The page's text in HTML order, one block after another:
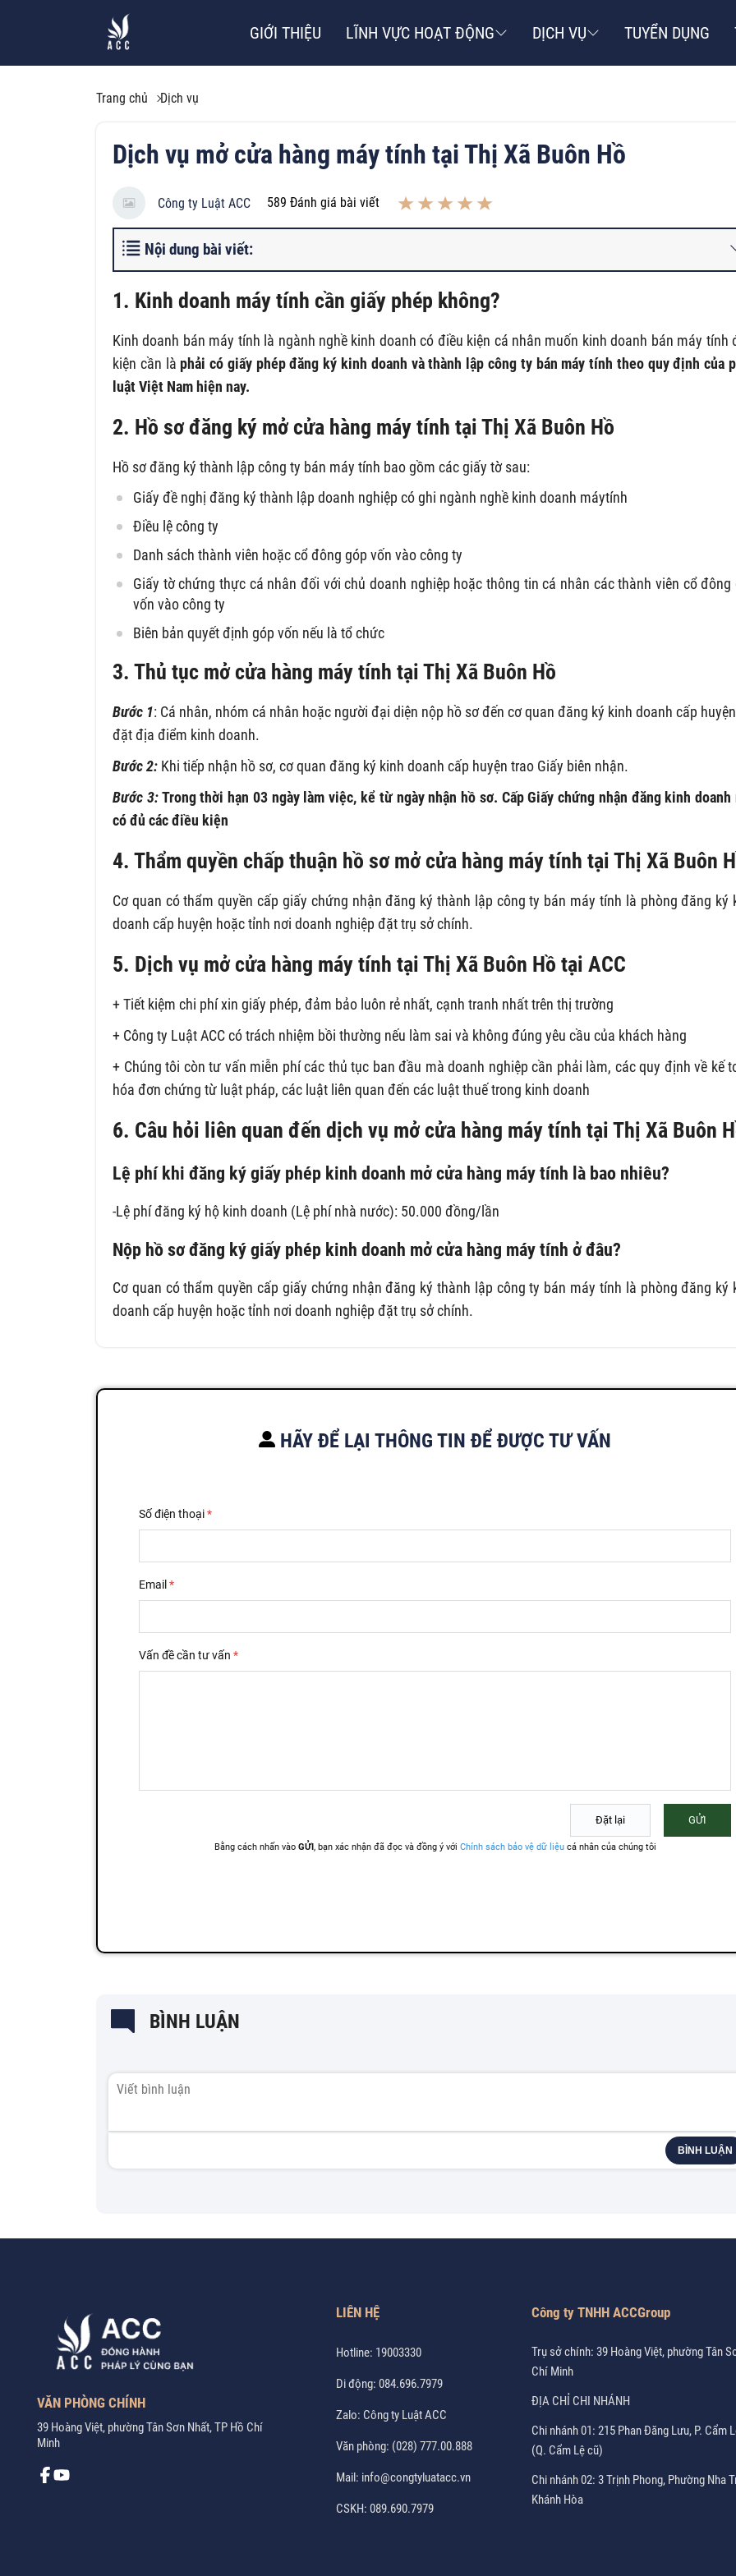
GIỚI THIỆU LĨNH VỰC HOẠT ĐỘNG DỊCH VỤ TUYỂN DỤNG
Trang chủ Dịch vụ
Dịch vụ mở cửa hàng máy tính tại Thị Xã Buôn Hồ
Công ty Luật ACC 589 Đánh giá bài viết
Nội dung bài viết:
1. Kinh doanh máy tính cần giấy phép không?
Kinh doanh bán máy tính là ngành nghề kinh doanh có điều kiện cá nhân muốn kinh doanh bán máy tính
kiện cần là phải có giấy phép đăng ký kinh doanh và thành lập công ty bán máy tính theo quy định của
luật Việt Nam hiện nay.
2. Hồ sơ đăng ký mở cửa hàng máy tính tại Thị Xã Buôn Hồ
Hồ sơ đăng ký thành lập công ty bán máy tính bao gồm các giấy tờ sau:
Giấy đề nghị đăng ký thành lập doanh nghiệp có ghi ngành nghề kinh doanh máytính
Điều lệ công ty
Danh sách thành viên hoặc cổ đông góp vốn vào công ty
Giấy tờ chứng thực cá nhân đối với chủ doanh nghiệp hoặc thông tin cá nhân các thành viên cổ đông
vốn vào công ty
Biên bản quyết định góp vốn nếu là tổ chức
3. Thủ tục mở cửa hàng máy tính tại Thị Xã Buôn Hồ
Bước 1: Cá nhân, nhóm cá nhân hoặc người đại diện nộp hồ sơ đến cơ quan đăng ký kinh doanh cấp
đặt địa điểm kinh doanh.
Bước 2: Khi tiếp nhận hồ sơ, cơ quan đăng ký kinh doanh cấp huyện trao Giấy biên nhận.
Bước 3:Trong thời hạn 03 ngày làm việc, kể từ ngày nhận hồ sơ. Cấp Giấy chứng nhận đăng kinh doanh
có đủ các điều kiện
4. Thẩm quyền chấp thuận hồ sơ mở cửa hàng máy tính tại Thị Xã Buôn
Cơ quan có thẩm quyền cấp giấy chứng nhận đăng ký thành lập công ty bán máy tính là phòng đăng ký
doanh cấp huyện hoặc tỉnh nơi doanh nghiệp đặt trụ sở chính.
5. Dịch vụ mở cửa hàng máy tính tại Thị Xã Buôn Hồ tại ACC
+ Tiết kiệm chi phí xin giấy phép, đảm bảo luôn rẻ nhất, cạnh tranh nhất trên thị trường
+ Công ty Luật ACC có trách nhiệm bồi thường nếu làm sai và không đúng yêu cầu của khách hàng
+ Chúng tôi còn tư vấn miễn phí các thủ tục ban đầu mà doanh nghiệp cần phải làm, các quy định về kế
hóa đơn chứng từ luật pháp, các luật liên quan đến các luật thuế trong kinh doanh
6. Câu hỏi liên quan đến dịch vụ mở cửa hàng máy tính tại Thị Xã Buôn
Lệ phí khi đăng ký giấy phép kinh doanh mở cửa hàng máy tính là bao nhiêu?
-Lệ phí đăng ký hộ kinh doanh (Lệ phí nhà nước): 50.000 đồng/lần
Nộp hồ sơ đăng ký giấy phép kinh doanh mở cửa hàng máy tính ở đâu?
Cơ quan có thẩm quyền cấp giấy chứng nhận đăng ký thành lập công ty bán máy tính là phòng đăng ký
doanh cấp huyện hoặc tỉnh nơi doanh nghiệp đặt trụ sở chính.
HÃY ĐỂ LẠI THÔNG TIN ĐỂ ĐƯỢC TƯ VẤN
BÌNH LUẬN
BÌNH LUẬN
VĂN PHÒNG CHÍNH
39 Hoàng Việt, phường Tân Sơn Nhất, TP Hồ Chí
Minh
LIÊN HỆ
Hotline: 19003330
Di động: 084.696.7979
Zalo: Công ty Luật ACC
Văn phòng: (028) 777.00.888
Mail: info@congtyluatacc.vn
CSKH: 089.690.7979
Công ty TNHH ACCGroup
Trụ sở chính: 39 Hoàng Việt, phường Tân
Chí Minh
ĐỊA CHỈ CHI NHÁNH
Chi nhánh 01: 215 Phan Đăng Lưu, P. Cẩm
(Q. Cẩm Lệ cũ)
Chi nhánh 02: 3 Trịnh Phong, Phường Nha
Khánh Hòa